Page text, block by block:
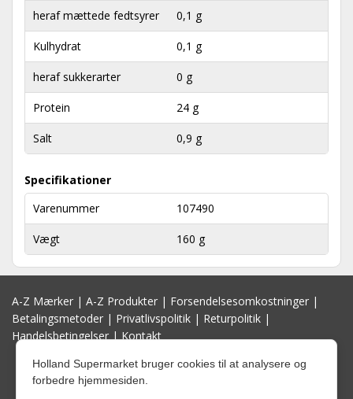
heraf mættede fedtsyrer 0,1 g
Kulhydrat 0,1 g
heraf sukkerarter 0 g
Protein 24 g
Salt 0,9 g
Specifikationer
Varenummer
107490
Vægt 160 g
A-Z Mærker | A-Z Produkter | Forsendelsesomkostninger |
Betalingsmetoder | Privatlivspolitik | Returpolitik |
Handelsbetingelser|Kontakt
Holland Supermarket bruger cookies til at analysere og
forbedre hjemmesiden.